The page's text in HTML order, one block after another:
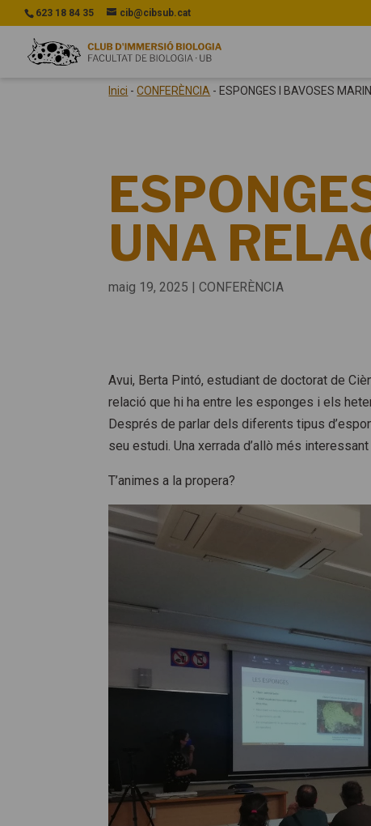
623 18 84 35 cib@cibsub.cat
Inici -CONFERÈNCIA - ESPONGES I BAVOSES
UNA
maig 19, 2025 |CONFERÈNCIA
Avui, Berta Pintó, estudiant de doctorat de
relació que hi ha entre les esponges i els
Després de parlar dels diferents tipus
seu estudi. Una xerrada d’allò més
T’animes a la propera?